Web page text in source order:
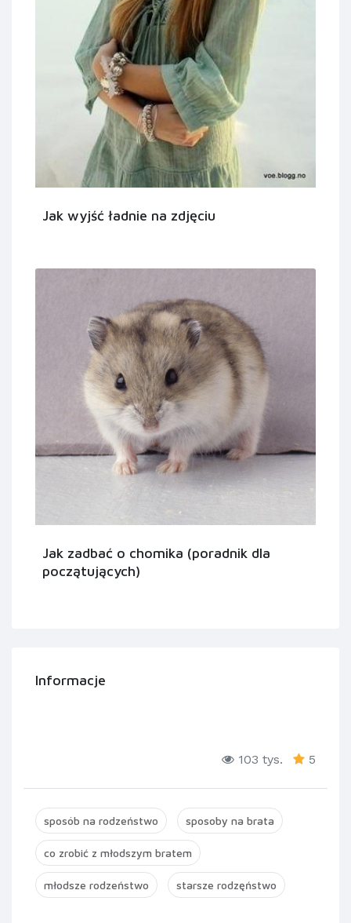
Jak wyjść ładnie na zdjęciu
Jak zadbać o chomika (poradnik dla
początujących)
Informacje
103 tys. 5
sposób na rodzeństwo sposoby na brata
co zrobić z młodszym bratem
młodsze rodzeństwo starsze rodzęństwo